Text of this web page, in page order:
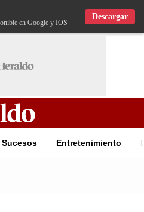
en Google y IOS
Descargar
Sucesos Entretenimiento